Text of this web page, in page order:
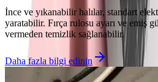
İnce ve yıkanabilir halılar, standart
yaratabilir. Fırça rulosu ayarı ve emiş
vermeden temizlik sağlanabilir.
Daha fazla bilgi edinin